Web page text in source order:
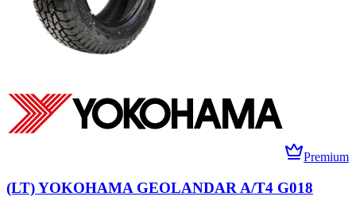
Premium
(LT) YOKOHAMA GEOLANDAR A/T4 G018